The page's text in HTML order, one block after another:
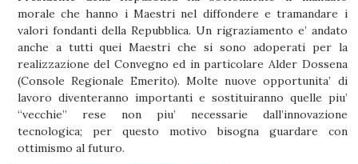
morale che hanno i Maestri nel diffondere e tramandare i
valori fondanti della Repubblica. Un rigraziamento e’ andato
anche a tutti quei Maestri che si sono adoperati per la
realizzazione del Convegno ed in particolare Alder Dossena
(Console Regionale Emerito). Molte nuove opportunita’ di
lavoro diventeranno importanti e sostituiranno quelle piu’
“vecchie” rese non piu’ necessarie dall’innovazione
tecnologica; per questo motivo bisogna guardare con
ottimismo al futuro.